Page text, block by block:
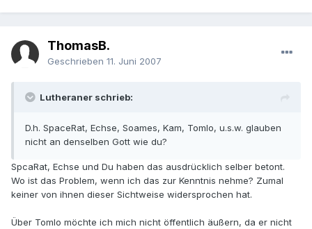
ThomasB.
Geschrieben 11. Juni 2007
Lutheraner schrieb:
D.h. SpaceRat, Echse, Soames, Kam, Tomlo, u.s.w. glauben
nicht an denselben Gott wie du?
SpcaRat, Echse und Du haben das ausdrücklich selber betont.
Wo ist das Problem, wenn ich das zur Kenntnis nehme? Zumal
keiner von ihnen dieser Sichtweise widersprochen hat.
Über Tomlo möchte ich mich nicht öffentlich äußern, da er nicht